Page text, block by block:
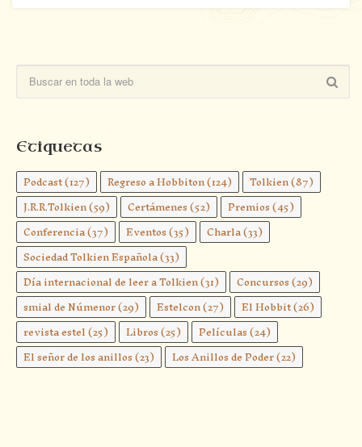
Etiquetas
Podcast(127) Regreso a Hobbiton(124) Tolkien(87)
J.R.R.Tolkien(59) Certámenes(52) Premios(45)
Conferencia(37) Eventos(35) Charla(33)
Sociedad Tolkien Española(33)
Día internacional de leer a Tolkien(31) Concursos(29)
smial de Númenor(29) Estelcon(27) El Hobbit(26)
revista estel(25) Libros(25) Películas(24)
El señor de los anillos(23) Los Anillos de Poder(22)